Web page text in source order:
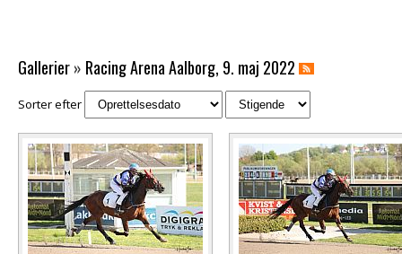
Gallerier» Racing Arena Aalborg, 9. maj 2022
Sorter efter